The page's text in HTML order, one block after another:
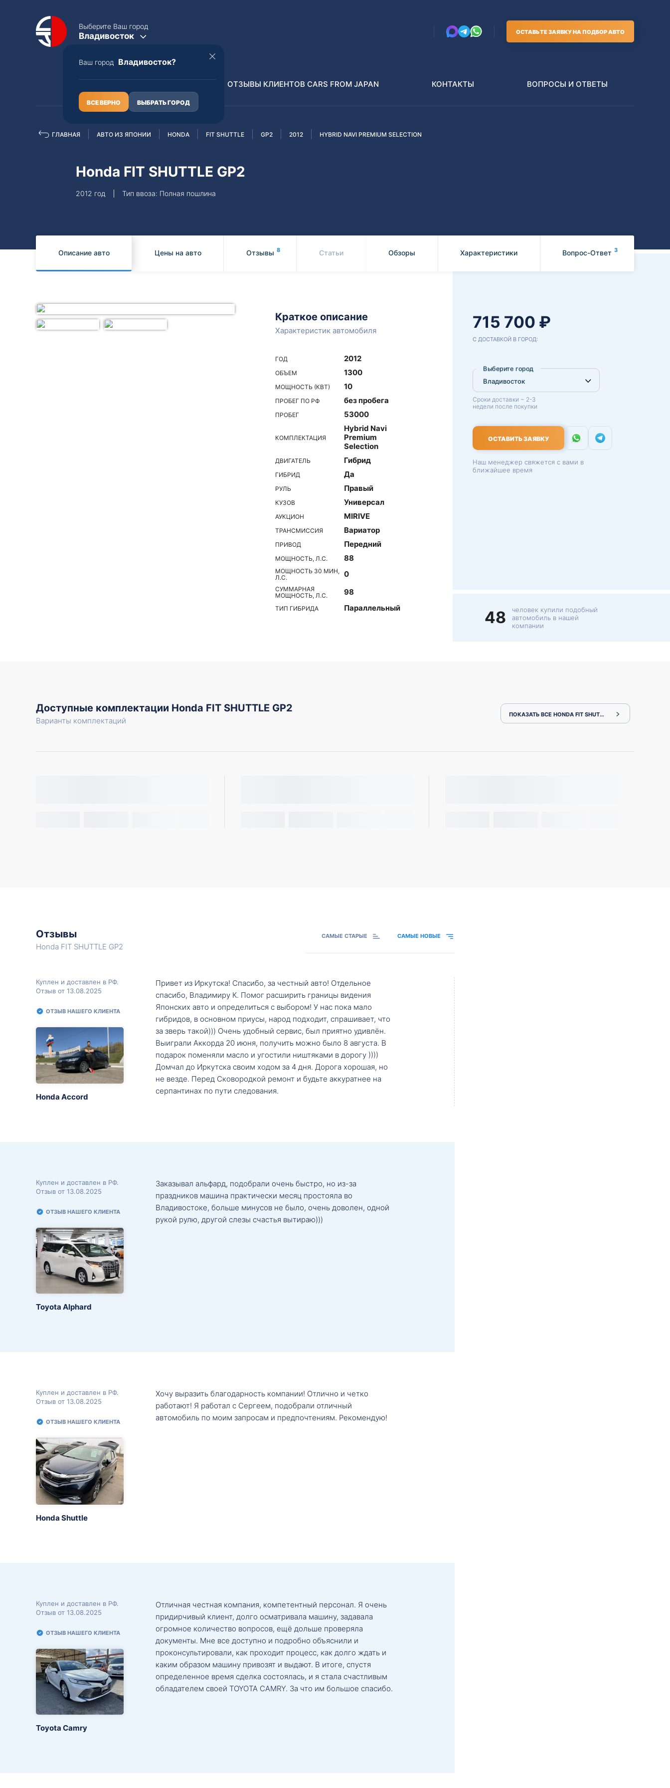
Выберите Ваш город
Владивосток
Ваш город Владивосток?
ВСЕ ВЕРНО ВЫБРАТЬ ГОРОД
ОСТАВЬТЕ ЗАЯВКУ НА ПОДБОР АВТО
Полная пошлина
Subaru
Распилы и конструкторы
ОТЗЫВЫ КЛИЕНТОВ CARS FROM JAPAN КОНТАКТЫ ВОПРОСЫ И ОТВЕТЫ
ГЛАВНАЯ АВТО ИЗ ЯПОНИИ HONDA FIT SHUTTLE GP2 2012 HYBRID NAVI PREMIUM SELECTION
Honda FIT SHUTTLE GP2
2012 год Тип ввоза: Полная пошлина
Описание авто Цены на авто Отзывы 8 Статьи Обзоры Характеристики Вопрос-Ответ 3
Краткое описание
Характеристик автомобиля
ГОД 2012
ОБЪЕМ 1300
МОЩНОСТЬ (КВТ) 10
ПРОБЕГ ПО РФ без пробега
ПРОБЕГ 53000
КОМПЛЕКТАЦИЯ
Hybrid Navi
Premium
Selection
ДВИГАТЕЛЬ Гибрид
ГИБРИД Да
РУЛЬ Правый
КУЗОВ Универсал
АУКЦИОН MIRIVE
ТРАНСМИССИЯ Вариатор
ПРИВОД Передний
МОЩНОСТЬ, Л.С. 88
МОЩНОСТЬ 30 МИН,
Л.С.
0
СУММАРНАЯ
МОЩНОСТЬ, Л.С.
98
ТИП ГИБРИДА Параллельный
715 700 ₽
С ДОСТАВКОЙ В ГОРОД:
Выберите город
Сроки доставки ~ 2-3
недели после покупки
ОСТАВИТЬ ЗАЯВКУ
Наш менеджер свяжется с вами в
ближайшее время
48
человек купили подобный
автомобиль в нашей
компании
Доступные комплектации Honda FIT SHUTTLE GP2
Варианты комплектаций
ПОКАЗАТЬ ВСЕ HONDA FIT SHUTTLE GP2
Отзывы
Honda FIT SHUTTLE GP2
САМЫЕ СТАРЫЕ САМЫЕ НОВЫЕ
Куплен и доставлен в РФ.
Отзыв от 13.08.2025
ОТЗЫВ НАШЕГО КЛИЕНТА
Honda Accord
Привет из Иркутска! Спасибо, за честный авто! Отдельное
спасибо, Владимиру К. Помог расширить границы видения
Японских авто и определиться с выбором! У нас пока мало
гибридов, в основном приусы, народ подходит, спрашивает, что
за зверь такой))) Очень удобный сервис, был приятно удивлён.
Выиграли Аккорда 20 июня, получить можно было 8 августа. В
подарок поменяли масло и угостили ништяками в дорогу ))))
Домчал до Иркутска своим ходом за 4 дня. Дорога хорошая, но
не везде. Перед Сковородкой ремонт и будьте аккуратнее на
серпантинах по пути следования.
Куплен и доставлен в РФ.
Отзыв от 13.08.2025
ОТЗЫВ НАШЕГО КЛИЕНТА
Toyota Alphard
Заказывал альфард, подобрали очень быстро, но из-за
праздников машина практически месяц простояла во
Владивостоке, больше минусов не было, очень доволен, одной
рукой рулю, другой слезы счастья вытираю)))
Куплен и доставлен в РФ.
Отзыв от 13.08.2025
ОТЗЫВ НАШЕГО КЛИЕНТА
Honda Shuttle
Хочу выразить благодарность компании! Отлично и четко
работают! Я работал с Сергеем, подобрали отличный
автомобиль по моим запросам и предпочтениям. Рекомендую!
Куплен и доставлен в РФ.
Отзыв от 13.08.2025
ОТЗЫВ НАШЕГО КЛИЕНТА
Toyota Camry
Отличная честная компания, компетентный персонал. Я очень
придирчивый клиент, долго осматривала машину, задавала
огромное количество вопросов, ещё дольше проверяла
документы. Мне все доступно и подробно объяснили и
проконсультировали, как проходит процесс, как долго ждать и
каким образом машину привозят и выдают. В итоге, спустя
определенное время сделка состоялась, и я стала счастливым
обладателем своей TOYOTA CAMRY. За что им большое спасибо.